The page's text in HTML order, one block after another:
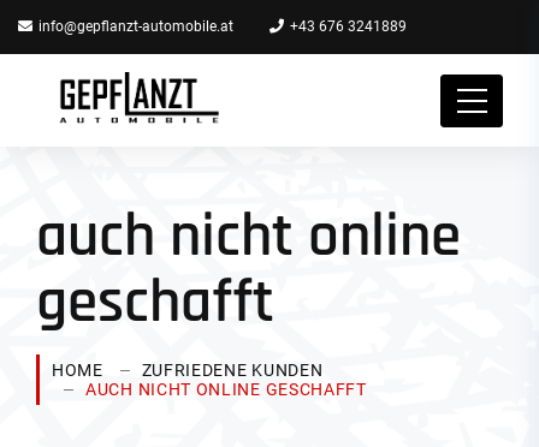
info@gepflanzt-automobile.at +43 676 3241889
auch nicht online
geschafft
HOME
ZUFRIEDENE KUNDEN
AUCH NICHT ONLINE GESCHAFFT